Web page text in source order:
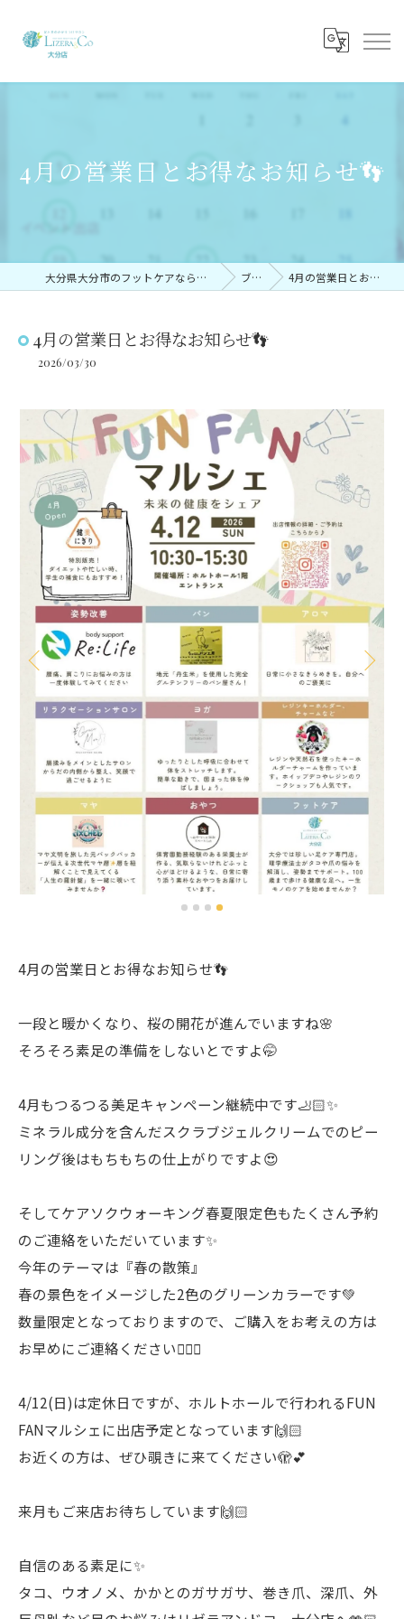
4月の営業日とお得なお知らせ👣
大分県大分市のフットケアならリゼラアンドコー大分店 ブログ 4月の営業日とお得なお知らせ👣
4月の営業日とお得なお知らせ👣
2026/03/30
4月の営業日とお得なお知らせ👣
一段と暖かくなり、桜の開花が進んでいますね🌸
そろそろ素足の準備をしないとですよ🤭
4月もつるつる美足キャンペーン継続中です🦶🏻✨
ミネラル成分を含んだスクラブジェルクリームでのピー
リング後はもちもちの仕上がりですよ😍
そしてケアソクウォーキング春夏限定色もたくさん予約
のご連絡をいただいています✨
今年のテーマは『春の散策』
春の景色をイメージした2色のグリーンカラーです💚
数量限定となっておりますので、ご購入をお考えの方は
お早めにご連絡ください🙋🏻‍♀️
4/12(日)は定休日ですが、ホルトホールで行われるFUN
FANマルシェに出店予定となっています🙌🏻
お近くの方は、ぜひ覗きに来てください🫣💕
来月もご来店お待ちしています🙌🏻
自信のある素足に✨
タコ、ウオノメ、かかとのガサガサ、巻き爪、深爪、外